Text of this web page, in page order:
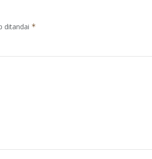
ditandai *